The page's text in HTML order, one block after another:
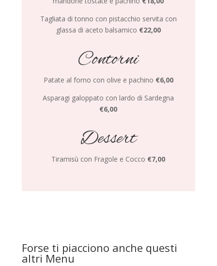
Tagliata di tonno con pistacchio servita con
glassa di aceto balsamico €22,00
Contorni
Patate al forno con olive e pachino €6,00
Asparagi galoppato conlardo di Sardegna
€6,00
Dessert
Tiramisù con Fragole e Cocco €7,00
Forse ti piacciono anche questi
altri Menu